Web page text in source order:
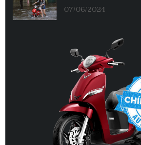
07/06/2024